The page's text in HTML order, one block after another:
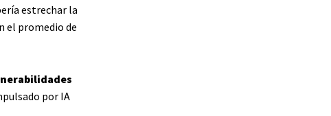
estrechar la
el promedio de
por IA